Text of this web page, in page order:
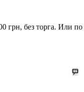
грн, без торга. Или по